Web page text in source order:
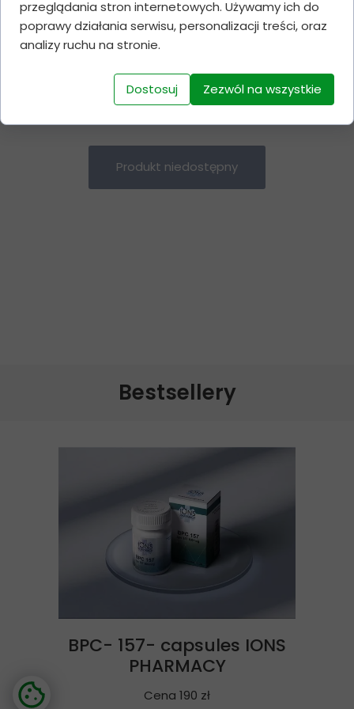
BPC- 157- capsules IONS
PHARMACY
Cena 190 zł
10
500 mcg
30 capsules x
245 zł
240 zł
Produkt niedostępny
Bestsellery
przeglądania stron internetowych. Używamy ich do
poprawy działania serwisu, personalizacji treści, oraz
analizy ruchu na stronie.
Dostosuj Zezwól na wszystkie